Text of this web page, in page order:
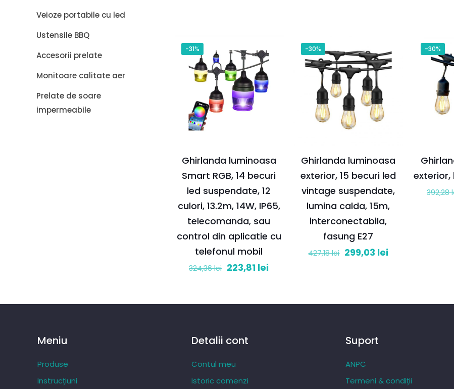
-31%
Ghirlanda luminoasa
Smart RGB, 14 becuri
led suspendate, 12
culori, 13.2m, 14W, IP65,
telecomanda, sau
control din aplicatie cu
telefonul mobil
324,36lei Prețul
223,81 leiPrețul
-30%
Ghirlanda luminoasa
exterior, 15 becuri led
vintage suspendate,
lumina calda, 15m,
interconectabila,
fasung E27
427,18lei Prețul
427,18 lei.
299,03 leiPrețul
-30%
exterior,
392,28
Veioze portabile cu led
Ustensile BBQ
Accesorii prelate
Monitoare calitate aer
Prelate de soare
impermeabile
Meniu
Produse
Instrucțiuni
Detalii cont
Contul meu
Istoric comenzi
Suport
ANPC
Termeni & condiții